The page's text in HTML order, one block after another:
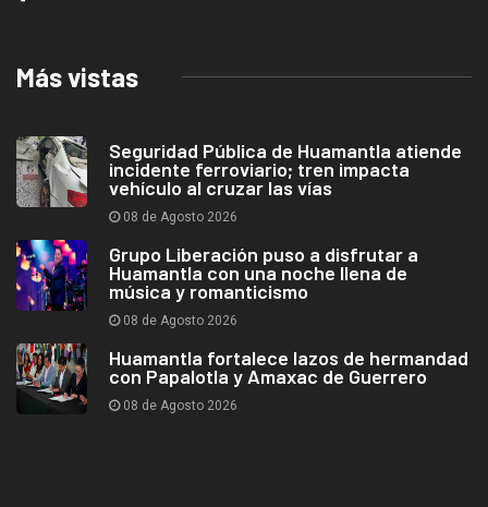
Más vistas
Seguridad Pública de Huamantla atiende
incidente ferroviario; tren impacta
vehículo al cruzar las vías
08 de Agosto 2026
Grupo Liberación puso a disfrutar a
Huamantla con una noche llena de
música y romanticismo
08 de Agosto 2026
Huamantla fortalece lazos de hermandad
con Papalotla y Amaxac de Guerrero
08 de Agosto 2026